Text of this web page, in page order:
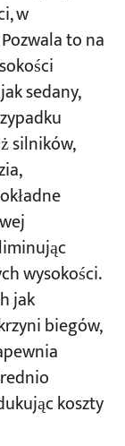
​, w
to na
sedany,
silników,
wysokości.
jak
biegów,
koszty